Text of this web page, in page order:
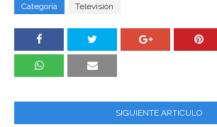
Categoría Televisión
SIGUIENTE ARTICULO